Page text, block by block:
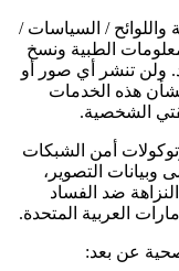
واللوائح / السياسات /
الطبية ونسخ
ولن تنشر أي صور أو
هذه الخدمات
الشخصية.
أمن الشبكات
وبيانات التصوير،
ضد الفساد
العربية المتحدة.
عن بعد: